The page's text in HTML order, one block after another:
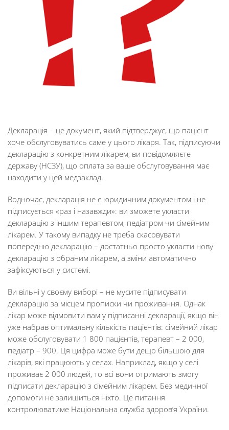
Декларація – це документ, який підтверджує, що пацієнт
хоче обслуговуватись саме у цього лікаря. Так, підписуючи
декларацію з конкретним лікарем, ви повідомляєте
державу (НСЗУ), що оплата за ваше обслуговування має
находити у цей медзаклад.
Водночас, декларація не є юридичним документом і не
підписується «раз і назавжди»: ви зможете укласти
декларацію з іншим терапевтом, педіатром чи сімейним
лікарем. У такому випадку не треба скасовувати
попередню декларацію – достатньо просто укласти нову
декларацію з обраним лікарем, а зміни автоматично
зафіксуються у системі.
Ви вільні у своєму виборі – не мусите підписувати
декларацію за місцем прописки чи проживання. Однак
лікар може відмовити вам у підписанні декларації, якщо він
уже набрав оптимальну кількість пацієнтів: сімейний лікар
може обслуговувати 1 800 пацієнтів, терапевт – 2 000,
педіатр – 900. Ця цифра може бути дещо більшою для
лікарів, які працюють у селах. Наприклад, якщо у селі
проживає 2 000 людей, то всі вони отримають змогу
підписати декларацію з сімейним лікарем. Без медичної
допомоги не залишиться ніхто. Це питання
контролюватиме Національна служба здоров’я України.